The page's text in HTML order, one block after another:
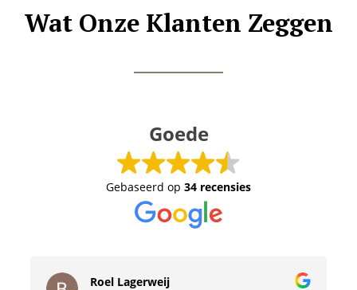
Wat Onze Klanten Zeggen
Goede
Gebaseerd op 34 recensies
bert kraan